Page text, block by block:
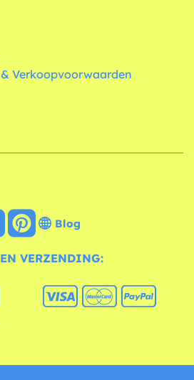
Verkoopvoorwaarden
Blog
VERZENDING: